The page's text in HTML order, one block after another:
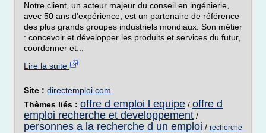
Notre client, un acteur majeur du conseil en ingénierie,
avec 50 ans d'expérience, est un partenaire de référence
des plus grands groupes industriels mondiaux. Son métier
: concevoir et développer les produits et services du futur,
coordonner et...
Lire la suite
Site : directemploi.com
Thèmes liés : offre d emploi l equipe / offre d
emploi recherche et developpement /
personnes a la recherche d un emploi / recherche